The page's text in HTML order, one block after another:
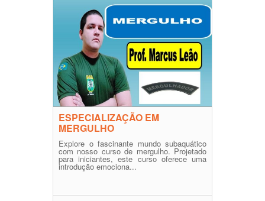
ESPECIALIZAÇÃO EM
MERGULHO
Explore o fascinante mundo subaquático
com nosso curso de mergulho. Projetado
para iniciantes, este curso oferece uma
introdução emociona...